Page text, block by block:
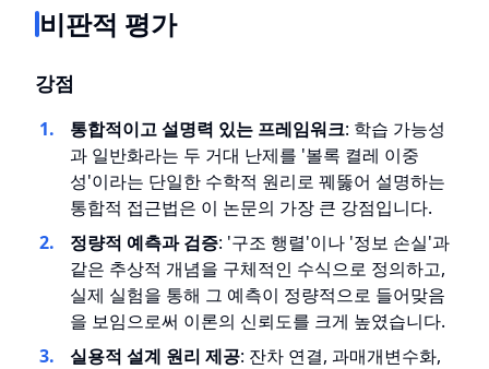
비판적 평가
강점
통합적이고 설명력 있는 프레임워크: 학습 가능성
과 일반화라는 두 거대 난제를 '볼록 켤레 이중
성'이라는 단일한 수학적 원리로 꿰뚫어 설명하는
통합적 접근법은 이 논문의 가장 큰 강점입니다.
정량적 예측과 검증: '구조 행렬'이나 '정보 손실'과
같은 추상적 개념을 구체적인 수식으로 정의하고,
실제 실험을 통해 그 예측이 정량적으로 들어맞음
을 보임으로써 이론의 신뢰도를 크게 높였습니다.
실용적 설계 원리 제공: 잔차 연결, 과매개변수화,